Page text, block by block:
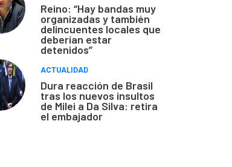
Reino: “Hay bandas muy
organizadas y también
delincuentes locales que
deberían estar
detenidos”
ACTUALIDAD
Dura reacción de Brasil
tras los nuevos insultos
de Milei a Da Silva: retira
el embajador